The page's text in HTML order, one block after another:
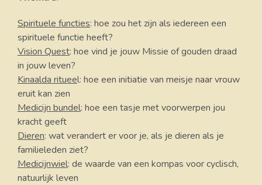
Spirituele functies: hoe zou het zijn als iedereen een
spirituele functie heeft?
Vision Quest: hoe vind je jouw Missie of gouden draad
in jouw leven?
Kinaalda ritueel: hoe een initiatie van meisje naar vrouw
eruit kan zien
Medicijn bundel: hoe een tasje met voorwerpen jou
kracht geeft
Dieren: wat verandert er voor je, als je dieren als je
familieleden ziet?
Medicijnwiel: de waarde van een kompas voor cyclisch,
natuurlijk leven